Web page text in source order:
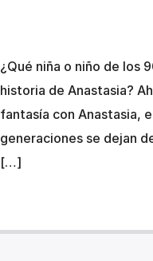
¿Qué niña o niño de los
historia de Anastasia?
fantasía con Anastasia,
generaciones se dejan
[…]